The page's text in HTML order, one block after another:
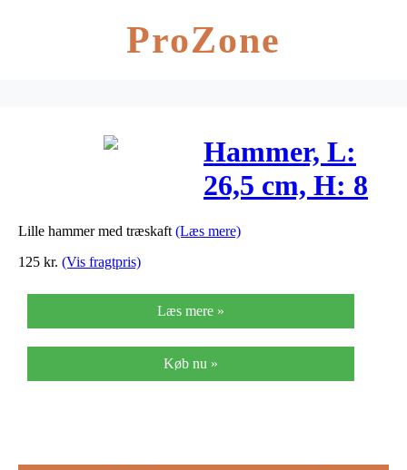
ProZone
Hammer, L:
26,5 cm, H: 8
cm, 1stk.
Lille hammer med træskaft (Læs mere)
125 kr. (Vis fragtpris)
Læs mere »
Køb nu »